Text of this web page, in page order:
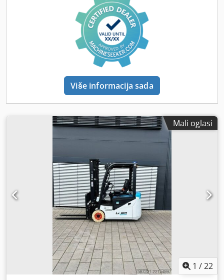
Aqlsf Podaci o bateriji: 51,2 V, 277 Ah
Više informacija sada
Mali oglasi
1 /22